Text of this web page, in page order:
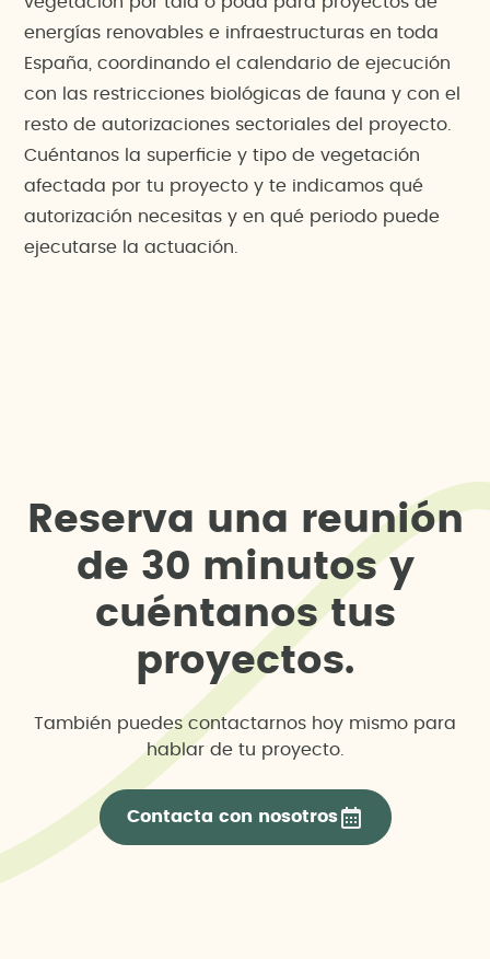
energías renovables e infraestructuras en toda
España, coordinando el calendario de ejecución
con las restricciones biológicas de fauna y con el
resto de autorizaciones sectoriales del proyecto.
Cuéntanos la superficie y tipo de vegetación
afectada por tu proyecto y te indicamos qué
autorización necesitas y en qué periodo puede
ejecutarse la actuación.
Reserva una reunión
d e 30 minutos y
cuéntanos tus
proyectos.
También puedes contactarnos hoy mismo para
hablar de tu proyecto.
Contacta con nosotros